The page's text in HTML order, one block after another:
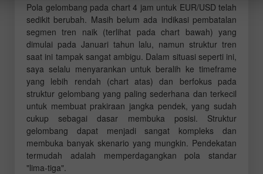
Pola gelombang pada chart 4 jam untuk EUR/USD telah
sedikit berubah. Masih belum ada indikasi pembatalan
segmen tren naik (terlihat pada chart bawah) yang
dimulai pada Januari tahun lalu, namun struktur tren
saat ini tampak sangat ambigu. Dalam situasi seperti ini,
saya selalu menyarankan untuk beralih ke timeframe
yang lebih rendah (chart atas) dan berfokus pada
struktur gelombang yang paling sederhana dan terkecil
untuk membuat prakiraan jangka pendek, yang sudah
cukup sebagai dasar membuka posisi. Struktur
gelombang dapat menjadi sangat kompleks dan
membuka banyak skenario yang mungkin. Pendekatan
termudah adalah memperdagangkan pola standar
"lima-tiga".